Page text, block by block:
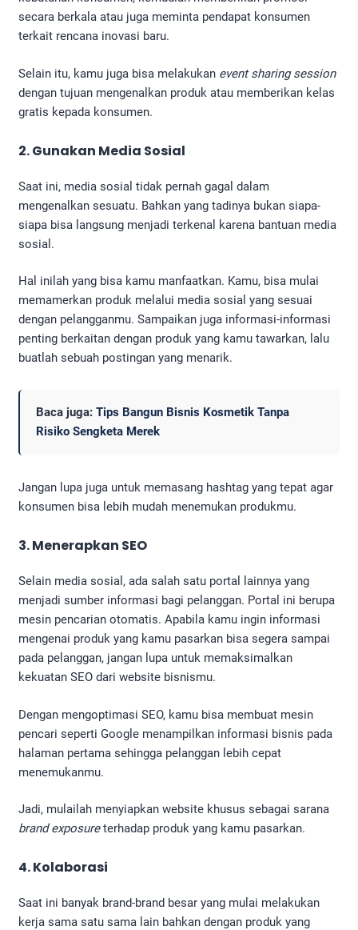
secara berkala atau juga meminta pendapat konsumen
terkait rencana inovasi baru.
Selain itu, kamu juga bisa melakukan event sharing session
dengan tujuan mengenalkan produk atau memberikan kelas
gratis kepada konsumen.
2. Gunakan Media Sosial
Saat ini, media sosial tidak pernah gagal dalam
mengenalkan sesuatu. Bahkan yang tadinya bukan siapa-
siapa bisa langsung menjadi terkenal karena bantuan media
sosial.
Hal inilah yang bisa kamu manfaatkan. Kamu, bisa mulai
memamerkan produk melalui media sosial yang sesuai
dengan pelangganmu. Sampaikan juga informasi-informasi
penting berkaitan dengan produk yang kamu tawarkan, lalu
buatlah sebuah postingan yang menarik.
Baca juga: Tips Bangun Bisnis Kosmetik Tanpa
Risiko Sengketa Merek
Jangan lupa juga untuk memasang hashtag yang tepat agar
konsumen bisa lebih mudah menemukan produkmu.
3. Menerapkan SEO
Selain media sosial, ada salah satu portal lainnya yang
menjadi sumber informasi bagi pelanggan. Portal ini berupa
mesin pencarian otomatis. Apabila kamu ingin informasi
mengenai produk yang kamu pasarkan bisa segera sampai
pada pelanggan, jangan lupa untuk memaksimalkan
kekuatan SEO dari website bisnismu.
Dengan mengoptimasi SEO, kamu bisa membuat mesin
pencari seperti Google menampilkan informasi bisnis pada
halaman pertama sehingga pelanggan lebih cepat
menemukanmu.
Jadi, mulailah menyiapkan website khusus sebagai sarana
brand exposureterhadap produk yang kamu pasarkan.
4. Kolaborasi
Saat ini banyak brand-brand besar yang mulai melakukan
kerja sama satu sama lain bahkan dengan produk yang